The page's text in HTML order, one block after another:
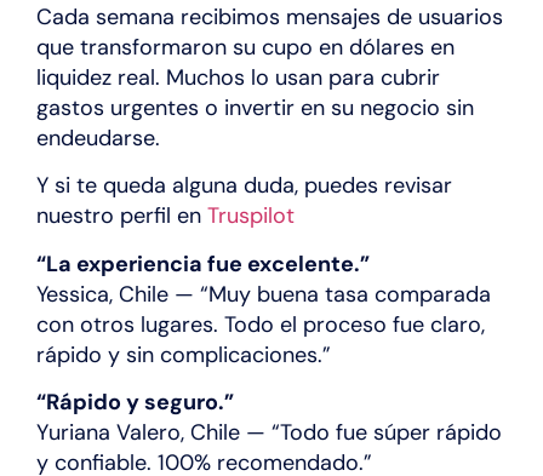
Cada semana recibimos mensajes de usuarios
que transformaron su cupo en dólares en
liquidez real. Muchos lo usan para cubrir
gastos urgentes o invertir en su negocio sin
endeudarse.
Y si te queda alguna duda, puedes revisar
nuestro perfil en Truspilot
“La experiencia fue excelente.”
Yessica, Chile — “Muy buena tasa comparada
con otros lugares. Todo el proceso fue claro,
rápido y sin complicaciones.”
“Rápido y seguro.”
Yuriana Valero, Chile — “Todo fue súper rápido
y confiable. 100% recomendado.”